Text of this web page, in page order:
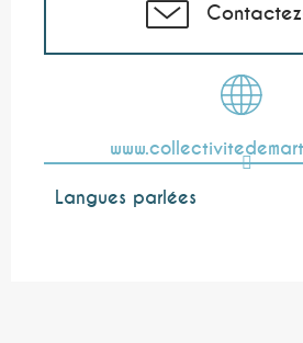
Langues parlées
Langues parlées